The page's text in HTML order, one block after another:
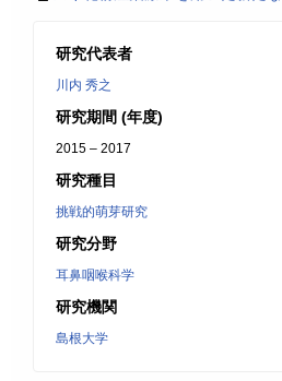
研究代表者
川内 秀之
研究期間 (年度)
2015 – 2017
研究種目
挑戦的萌芽研究
研究分野
耳鼻咽喉科学
研究機関
島根大学